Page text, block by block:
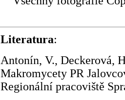
Literatura:
Antonín, V., Deckerová,
Makromycety PR
Regionální pracoviště